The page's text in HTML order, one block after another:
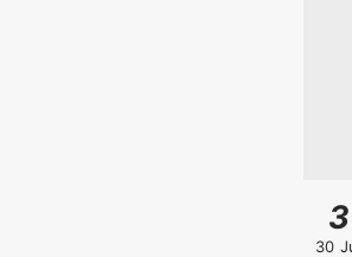
3
30